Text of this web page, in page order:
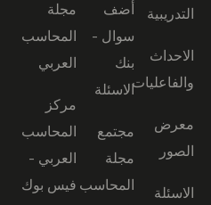
التدريبية
الاحداث
والفاعليات
معرض
الصور
الاسئلة
أضف
سوال -
بنك
الاسئلة
مجتمع
مجلة
المحاسب
مجلة
المحاسب
العربي
مركز
المحاسب
العربي -
فيس بوك